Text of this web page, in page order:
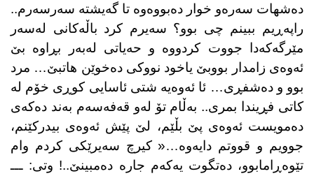
دەشهات سەرەو خوار دەبووەوە تا گەیشتە سەرسەرم..
راپەڕیم ببینم چی بوو؟ سەیرم كرد باڵەكانی لەسەر
مێرگەكەدا جووت كردووە و حەیاتی لەبەر بڕاوە بێ
ئەوەی زامدار بووبێ یاخود نووكی دەخوێن هاتبێ… مرد
بوو و دەشفڕی… ئا ئەوەیە شتی ئاسایی كوڕی خۆم لە
كاتی فڕیندا بمری.. بەڵام تۆ لەو قەفەسەم بەند دەكەی
دەمویست ئەوەی پێ بڵێم، لێ پێش ئەوەی بیدركێنم،
جوویم و قووتم دایەوە…« كیرچ سەیرێكی كردم وام
تێوەڕامابوو، دەتگوت یەكەم جارە دەمبینێ..! وتی: ـــ